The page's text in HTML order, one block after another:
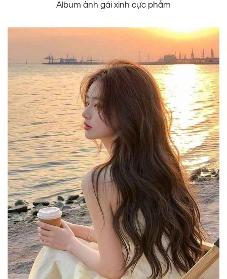
Album ảnh gái xinh cực phẩm